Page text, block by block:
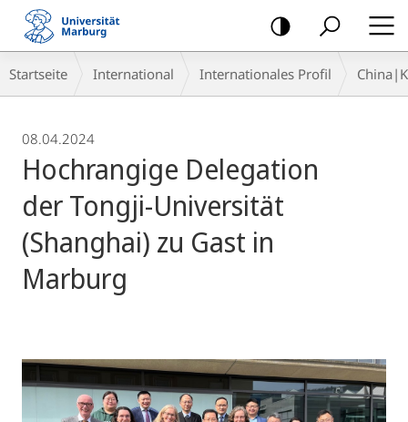
Mobile-
Navigation
Breadcrumb-
Navigation
Startseite International Internationales Profil
08.04.2024
Hochrangige Delegation
der Tongji-Universität
(Shanghai) zu Gast in
Marburg